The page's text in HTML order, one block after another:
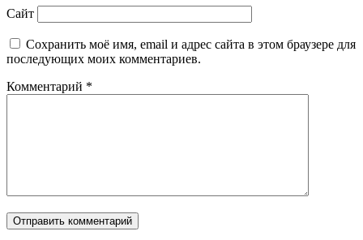
Сайт
Сохранить моё имя, email и адрес сайта в этом браузере для
последующих моих комментариев.
Комментарий *